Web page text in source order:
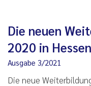
Die neuen
2020 in Hessen
Ausgabe 3/2021
Die neue